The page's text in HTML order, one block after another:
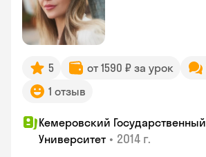
5 от 1590 ₽ за урок
1 отзыв
Кемеровский Государственный
Университет • 2014 г.